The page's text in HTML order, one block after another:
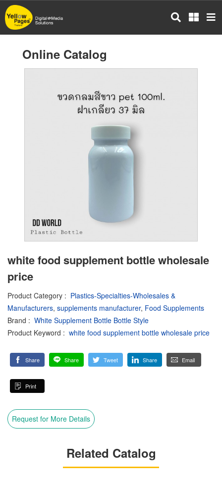
Skip
to
main
Online Catalog
white food supplement bottle wholesale
price
Product Category : Plastics-Specialties-Wholesales &
Manufacturers, supplements manufacturer, Food Supplements
Brand : White Supplement Bottle Bottle Style
Product Keyword : white food supplement bottle wholesale price
Share Share Tweet Share Email
Print
Request for More Details
Related Catalog